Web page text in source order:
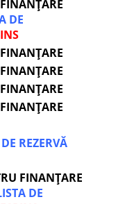
DE
REZERVĂ
FINANȚARE
DE